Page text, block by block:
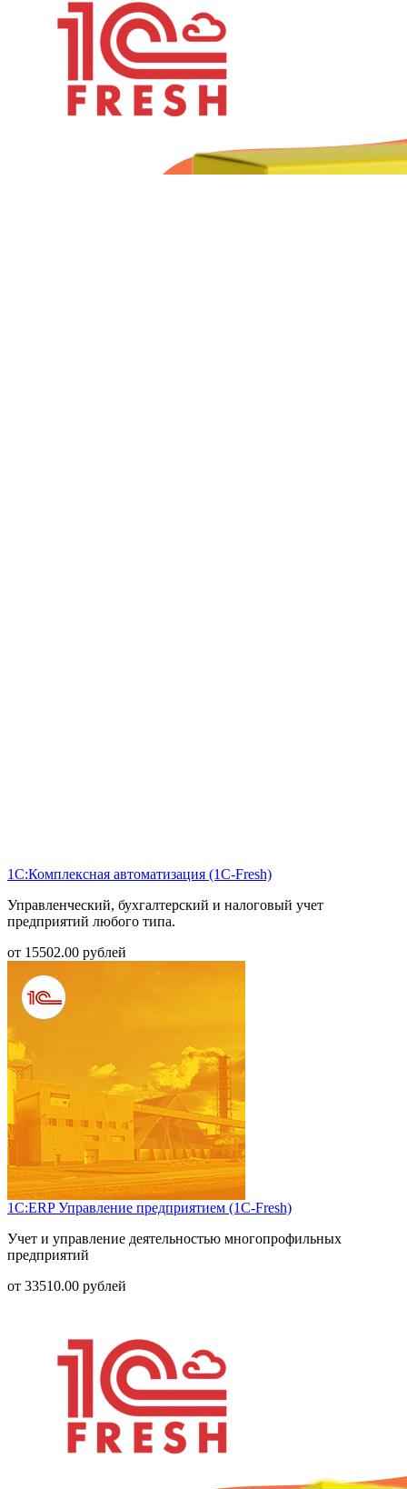
1С:Комплексная автоматизация (1С-Fresh)
Управленческий, бухгалтерский и налоговый учет
предприятий любого типа.
от 15502.00 рублей
1С:ERP Управление предприятием (1С-Fresh)
Учет и управление деятельностью многопрофильных
предприятий
от 33510.00 рублей